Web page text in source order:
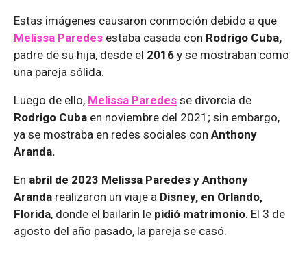
Estas imágenes causaron conmoción debido a que
Melissa Paredes estaba casada con Rodrigo Cuba,
padre de su hija, desde el 2016 y se mostraban como
una pareja sólida.
Luego de ello, Melissa Paredes se divorcia de
Rodrigo Cuba en noviembre del 2021; sin embargo,
ya se mostraba en redes sociales con Anthony
Aranda.
En abril de 2023 Melissa Paredes y Anthony
Aranda realizaron un viaje a Disney, en Orlando,
Florida, donde el bailarín le pidió matrimonio. El 3 de
agosto del año pasado, la pareja se casó.